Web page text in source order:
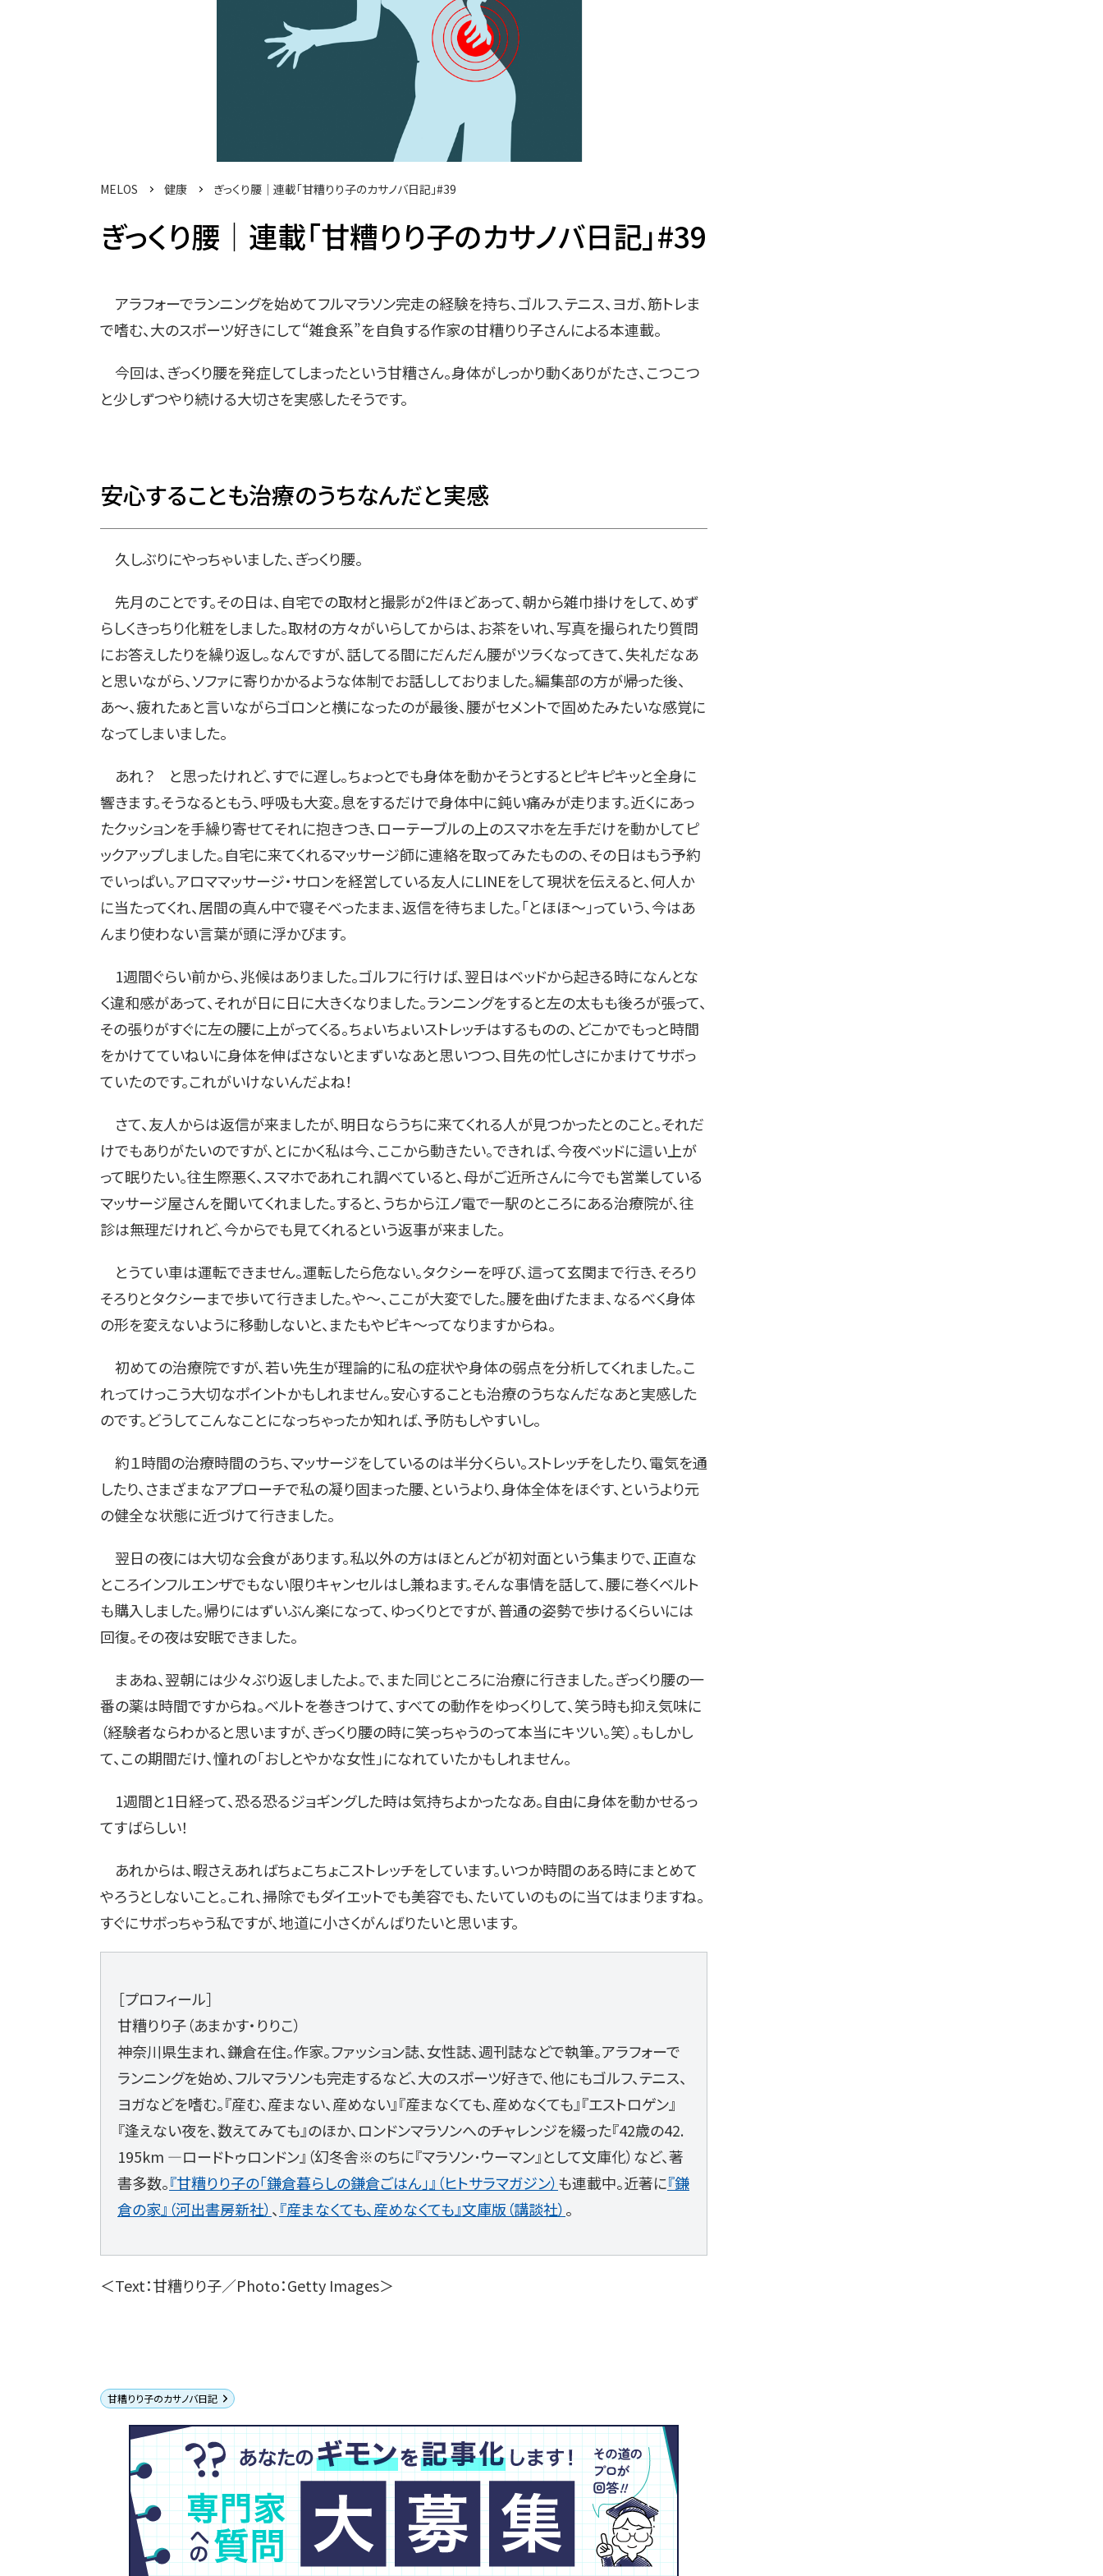
MELOS 健康 ぎっくり腰│連載「甘糟りり子のカサノバ日記」#39
ぎっくり腰│連載「甘糟りり子のカサノバ日記」#39
アラフォーでランニングを始めてフルマラソン完走の経験を持ち、ゴルフ、テニス、ヨガ、筋トレま
で嗜む、大のスポーツ好きにして“雑食系”を自負する作家の甘糟りり子さんによる本連載。
今回は、ぎっくり腰を発症してしまったという甘糟さん。身体がしっかり動くありがたさ、こつこつ
と少しずつやり続ける大切さを実感したそうです。
安心することも治療のうちなんだと実感
久しぶりにやっちゃいました、ぎっくり腰。
先月のことです。その日は、自宅での取材と撮影が2件ほどあって、朝から雑巾掛けをして、めず
らしくきっちり化粧をしました。取材の方々がいらしてからは、お茶をいれ、写真を撮られたり質問
にお答えしたりを繰り返し。なんですが、話してる間にだんだん腰がツラくなってきて、失礼だなあ
と思いながら、ソファに寄りかかるような体制でお話ししておりました。編集部の方が帰った後、
あ〜、疲れたぁと言いながらゴロンと横になったのが最後、腰がセメントで固めたみたいな感覚に
なってしまいました。
あれ？ と思ったけれど、すでに遅し。ちょっとでも身体を動かそうとするとピキピキッと全身に
響きます。そうなるともう、呼吸も大変。息をするだけで身体中に鈍い痛みが走ります。近くにあっ
たクッションを手繰り寄せてそれに抱きつき、ローテーブルの上のスマホを左手だけを動かしてピ
ックアップしました。自宅に来てくれるマッサージ師に連絡を取ってみたものの、その日はもう予約
でいっぱい。アロママッサージ・サロンを経営している友人にLINEをして現状を伝えると、何人か
に当たってくれ、居間の真ん中で寝そべったまま、返信を待ちました。「とほほ〜」っていう、今はあ
んまり使わない言葉が頭に浮かびます。
1週間ぐらい前から、兆候はありました。ゴルフに行けば、翌日はベッドから起きる時になんとな
く違和感があって、それが日に日に大きくなりました。ランニングをすると左の太もも後ろが張って、
その張りがすぐに左の腰に上がってくる。ちょいちょいストレッチはするものの、どこかでもっと時間
をかけてていねいに身体を伸ばさないとまずいなあと思いつつ、目先の忙しさにかまけてサボっ
ていたのです。これがいけないんだよね！
さて、友人からは返信が来ましたが、明日ならうちに来てくれる人が見つかったとのこと。それだ
けでもありがたいのですが、とにかく私は今、ここから動きたい。できれば、今夜ベッドに這い上が
って眠りたい。往生際悪く、スマホであれこれ調べていると、母がご近所さんに今でも営業している
マッサージ屋さんを聞いてくれました。すると、うちから江ノ電で一駅のところにある治療院が、往
診は無理だけれど、今からでも見てくれるという返事が来ました。
とうてい車は運転できません。運転したら危ない。タクシーを呼び、這って玄関まで行き、そろり
そろりとタクシーまで歩いて行きました。や〜、ここが大変でした。腰を曲げたまま、なるべく身体
の形を変えないように移動しないと、またもやビキ〜ってなりますからね。
初めての治療院ですが、若い先生が理論的に私の症状や身体の弱点を分析してくれました。こ
れってけっこう大切なポイントかもしれません。安心することも治療のうちなんだなあと実感した
のです。どうしてこんなことになっちゃったか知れば、予防もしやすいし。
約１時間の治療時間のうち、マッサージをしているのは半分くらい。ストレッチをしたり、電気を通
したり、さまざまなアプローチで私の凝り固まった腰、というより、身体全体をほぐす、というより元
の健全な状態に近づけて行きました。
翌日の夜には大切な会食があります。私以外の方はほとんどが初対面という集まりで、正直な
ところインフルエンザでもない限りキャンセルはし兼ねます。そんな事情を話して、腰に巻くベルト
も購入しました。帰りにはずいぶん楽になって、ゆっくりとですが、普通の姿勢で歩けるくらいには
回復。その夜は安眠できました。
まあね、翌朝には少々ぶり返しましたよ。で、また同じところに治療に行きました。ぎっくり腰の一
番の薬は時間ですからね。ベルトを巻きつけて、すべての動作をゆっくりして、笑う時も抑え気味に
（経験者ならわかると思いますが、ぎっくり腰の時に笑っちゃうのって本当にキツい。笑）。もしかし
て、この期間だけ、憧れの「おしとやかな女性」になれていたかもしれません。
1週間と1日経って、恐る恐るジョギングした時は気持ちよかったなあ。自由に身体を動かせるっ
てすばらしい！
あれからは、暇さえあればちょこちょこストレッチをしています。いつか時間のある時にまとめて
やろうとしないこと。これ、掃除でもダイエットでも美容でも、たいていのものに当てはまりますね。
すぐにサボっちゃう私ですが、地道に小さくがんばりたいと思います。
［プロフィール］
甘糟りり子（あまかす・りりこ）
神奈川県生まれ、鎌倉在住。作家。ファッション誌、女性誌、週刊誌などで執筆。アラフォーで
ランニングを始め、フルマラソンも完走するなど、大のスポーツ好きで、他にもゴルフ、テニス、
ヨガなどを嗜む。『産む、産まない、産めない』『産まなくても、産めなくても』『エストロゲン』
『逢えない夜を、数えてみても』のほか、ロンドンマラソンへのチャレンジを綴った『42歳の42.
195km ―ロードトゥロンドン』（幻冬舎※のちに『マラソン･ウーマン』として文庫化）など、著
書多数。『甘糟りり子の「鎌倉暮らしの鎌倉ごはん」』（ヒトサラマガジン）も連載中。近著に『鎌
倉の家』（河出書房新社）、 『産まなくても、産めなくても』文庫版（講談社）。
＜Text：甘糟りり子／Photo：Getty Images＞
甘糟りり子のカサノバ日記